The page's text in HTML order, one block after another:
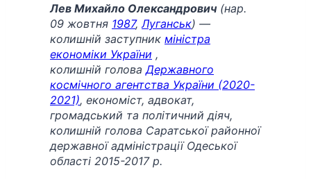
Лев Михайло Олександрович(нар.
09 жовтня 1987, Луганськ) —
колишній заступник міністра
економіки України ,
колишній голова Державного
космічного агентства України (2020-
2021), економіст, адвокат,
громадський та політичний діяч,
колишній голова Саратської районної
державної адміністрації Одеської
області 2015-2017 р.